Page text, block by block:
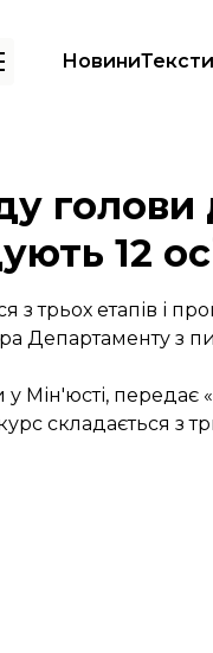
НовиниТексти
люстрації
голови
12
з трьох етапів і
Департаменту з
Мін'юсті, передає
складається з